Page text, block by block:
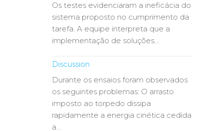
Os testes evidenciaram a ineficácia do
sistema proposto no cumprimento da
tarefa. A equipe interpreta que a
implementação de soluções…
Discussion
Durante os ensaios foram observados
os seguintes problemas: O arrasto
imposto ao torpedo dissipa
rapidamente a energia cinética cedida
a…